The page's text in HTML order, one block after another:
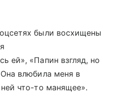
были восхищены
ей», «Папин взгляд, но
влюбила меня в
что-то манящее».